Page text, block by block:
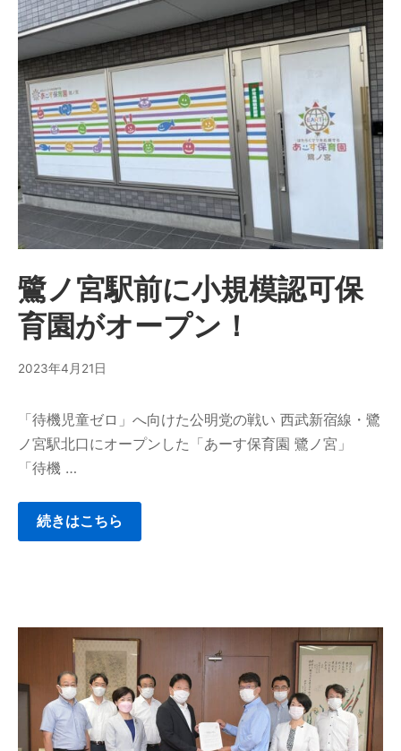
鷺ノ宮駅前に小規模認可保
育園がオープン！
2023年4月21日
「待機児童ゼロ」へ向けた公明党の戦い​ 西武新宿線・鷺
ノ宮駅北口にオープンした「あーす保育園 鷺ノ宮」
「待機 …
続きはこちら